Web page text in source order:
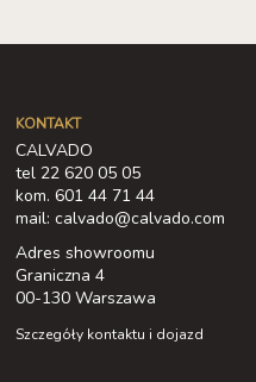
KONTAKT
CALVADO
tel 22 620 05 05
kom. 601 44 71 44
mail: calvado@calvado.com
Adres showroomu
Graniczna 4
00-130 Warszawa
Szczegóły kontaktu i dojazd